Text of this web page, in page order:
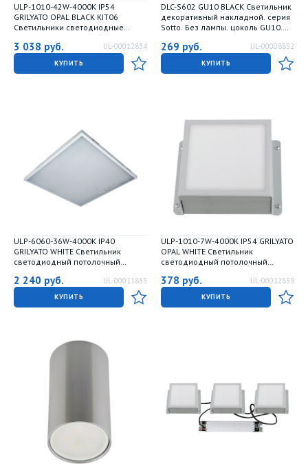
ULP-1010-42W-4000K IP54
GRILYATO OPAL BLACK KIT06
Светильники светодиодные
комплект из 6 штук. Белый свет
4000K. 3780Лм. Для ячеек
100x100мм. Корпус черный. В
3 038 руб. UL-00012834
КУПИТЬ
DLC-S602 GU10 BLACK Светильник
декоративный накладной. серия
Sotto. Без лампы. цоколь GU10.
269 руб. UL-00008852
КУПИТЬ
ULP-6060-36W-4000К IP40
GRILYATO WHITE Светильник
светодиодный потолочный
4000K. 3520Лм. 588X588x25мм.
Корпус белый. В комплекте с и-п.
ТМ Uniel
2 240 руб. UL-00011833
КУПИТЬ
ULP-1010-7W-4000K IP54 GRILYATO
OPAL WHITE Светильник
светодиодный потолочный
630Лм. Для ячеек 100x100мм.
Корпус белый. В комплекте с и-п.
ТМ Uniel
378 руб. UL-00012839
КУПИТЬ